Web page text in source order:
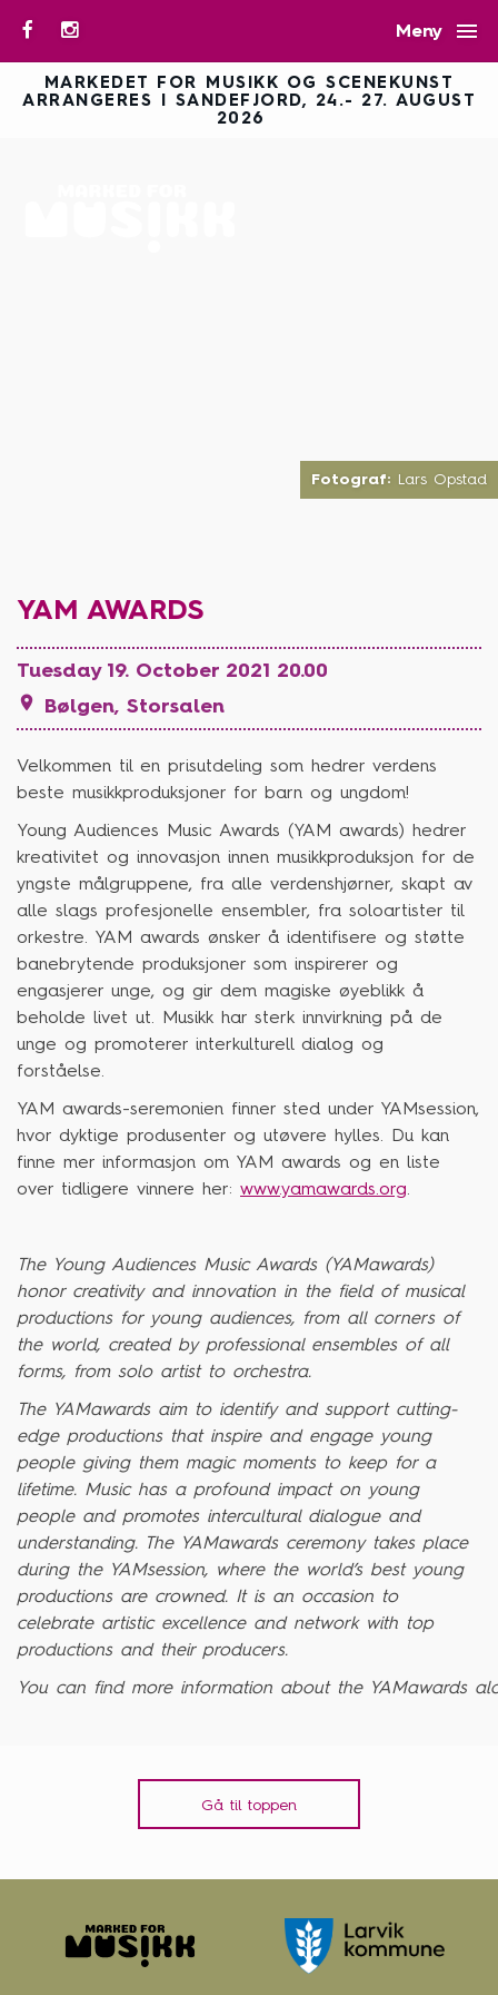
Meny 
MARKEDET FOR MUSIKK OG SCENEKUNST
ARRANGERES I SANDEFJORD, 24.- 27. AUGUST
2026
Fotograf: Lars Opstad
YAM AWARDS
Tuesday 19. October 2021 20.00
 Bølgen, Storsalen
Velkommen til en prisutdeling som hedrer verdens
beste musikkproduksjoner for barn og ungdom!
Young Audiences Music Awards (YAM awards) hedrer
kreativitet og innovasjon innen musikkproduksjon for de
yngste målgruppene, fra alle verdenshjørner, skapt av
alle slags profesjonelle ensembler, fra soloartister til
orkestre. YAM awards ønsker å identifisere og støtte
banebrytende produksjoner som inspirerer og
engasjerer unge, og gir dem magiske øyeblikk å
beholde livet ut. Musikk har sterk innvirkning på de
unge og promoterer interkulturell dialog og
forståelse.
YAM awards-seremonien finner sted under YAMsession,
hvor dyktige produsenter og utøvere hylles. Du kan
finne mer informasjon om YAM awards og en liste
over tidligere vinnere her: www.yamawards.org.
The Young Audiences Music Awards (YAMawards)
honor creativity and innovation in the field of musical
productions for young audiences, from all corners of
the world, created by professional ensembles of all
forms, from solo artist to orchestra.
The YAMawards aim to identify and support cutting-
edge productions that inspire and engage young
people giving them magic moments to keep for a
lifetime. Music has a profound impact on young
people and promotes intercultural dialogue and
understanding. The YAMawards ceremony takes place
during the YAMsession, where the world’s best young
productions are crowned. It is an occasion to
celebrate artistic excellence and network with top
productions and their producers.
You can find more information about the YAMawards
Gå til toppen